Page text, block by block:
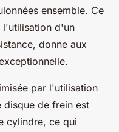
ensemble. Ce
l'utilisation d'un
donne aux
par l'utilisation
disque de frein est
cylindre, ce qui